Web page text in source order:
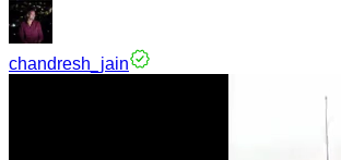
chandresh_jain